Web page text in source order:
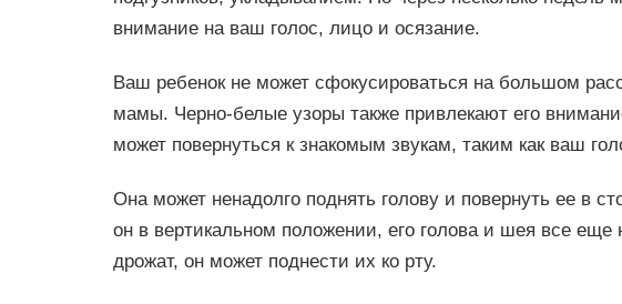
внимание на ваш голос, лицо и осязание.
Ваш ребенок не может сфокусироваться на большом
мамы. Черно-белые узоры также привлекают его
может повернуться к знакомым звукам, таким как ваш
Она может ненадолго поднять голову и повернуть ее в
он в вертикальном положении, его голова и шея все еще
дрожат, он может поднести их ко рту.